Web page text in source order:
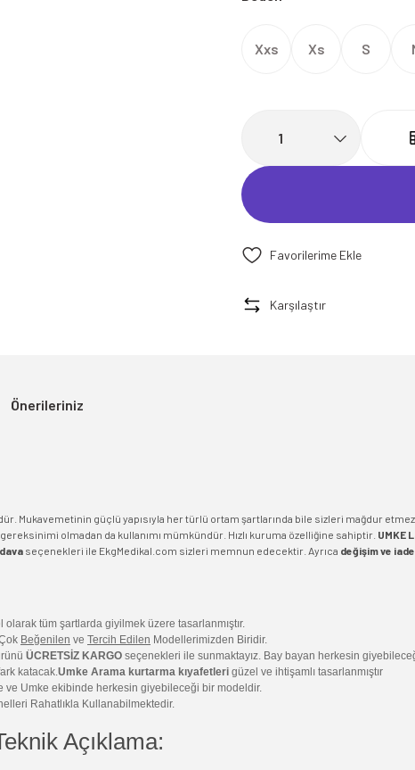
Xxs Xs S
Karşılaştır
Önerileriniz
Mukavemetinin güçlü yapısıyla her türlü ortam şartlarında bile sizleri mağdur
olmadan da kullanımı mümkündür. Hızlı kuruma özelliğine sahiptir. UMKE
seçenekleri ile EkgMedikal.com sizleri memnun edecektir. Ayrıca değişim ve iade
tüm şartlarda giyilmek üzere tasarlanmıştır.
Beğenilen ve Tercih Edilen Modellerimizden Biridir.
ÜCRETSİZ KARGO seçenekleri ile sunmaktayız. Bay bayan herkesin
katacak.Umke Arama kurtarma kıyafetleri güzel ve ihtişamlı tasarlanmıştır
ve Umke ekibinde herkesin giyebileceği bir modeldir.
Rahatlıkla Kullanabilmektedir.
Açıklama: